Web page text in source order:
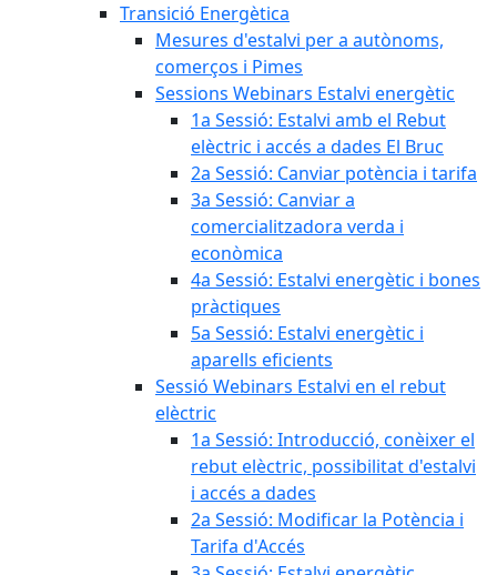
Transició Energètica
Mesures d'estalvi per a autònoms,
comerços i Pimes
Sessions Webinars Estalvi energètic
1a Sessió: Estalvi amb el Rebut
elèctric i accés a dades El Bruc
2a Sessió: Canviar potència i tarifa
3a Sessió: Canviar a
comercialitzadora verda i
econòmica
4a Sessió: Estalvi energètic i bones
pràctiques
5a Sessió: Estalvi energètic i
aparells eficients
Sessió Webinars Estalvi en el rebut
elèctric
1a Sessió: Introducció, conèixer el
rebut elèctric, possibilitat d'estalvi
i accés a dades
2a Sessió: Modificar la Potència i
Tarifa d'Accés